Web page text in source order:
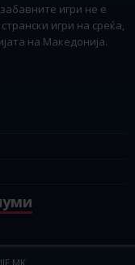
игри не е
игри на среќа,
на Македонија.